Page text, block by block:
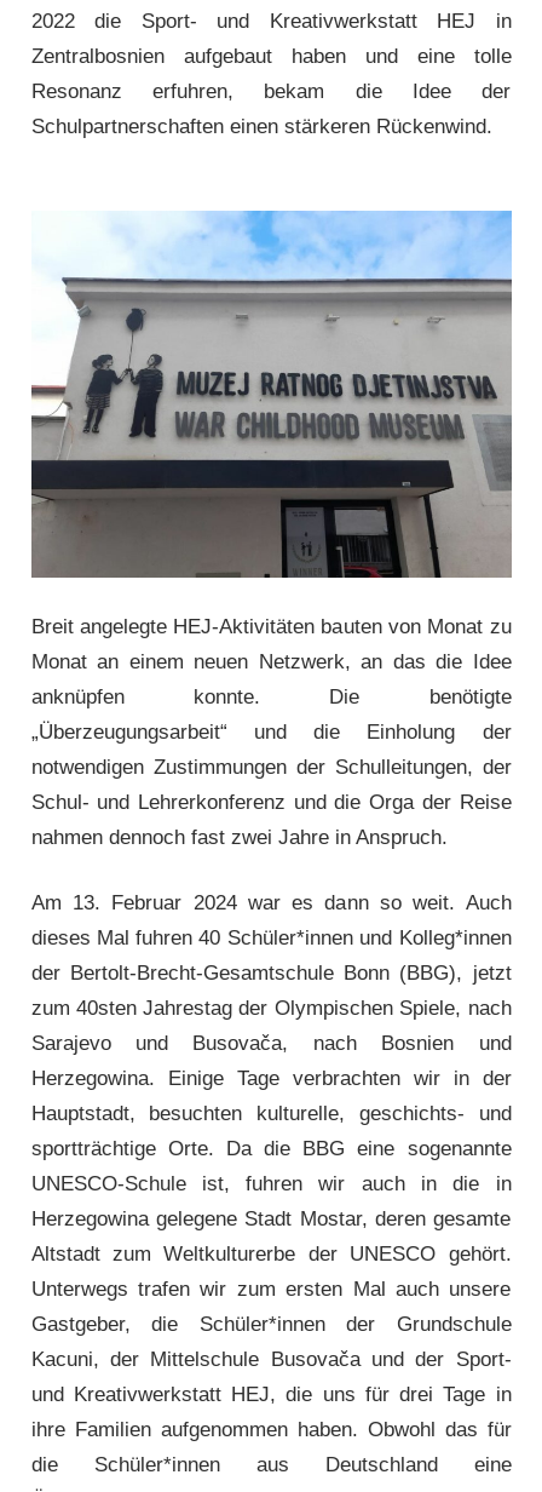
2022 die Sport- und Kreativwerkstatt HEJ in
Zentralbosnien aufgebaut haben und eine tolle
Resonanz erfuhren, bekam die Idee der
Schulpartnerschaften einen stärkeren Rückenwind.
Breit angelegte HEJ-Aktivitäten bauten von Monat zu
Monat an einem neuen Netzwerk, an das die Idee
anknüpfen konnte. Die benötigte
„Überzeugungsarbeit“ und die Einholung der
notwendigen Zustimmungen der Schullei­tungen, der
Schul- und Lehrerkonferenz und die Orga der Reise
nahmen dennoch fast zwei Jahre in Anspruch.
Am 13. Februar 2024 war es dann so weit. Auch
dieses Mal fuhren 40 Schüler*innen und Kolleg*innen
der Bertolt-Brecht-Gesamtschule Bonn (BBG), jetzt
zum 40sten Jahrestag der Olympischen Spiele, nach
Sarajevo und Busovača, nach Bosnien und
Herzegowina. Einige Tage verbrachten wir in der
Hauptstadt, besuchten kulturelle, geschichts- und
sport­trächtige Orte. Da die BBG eine sogenannte
UNESCO-Schule ist, fuhren wir auch in die in
Herzegowina gelegene Stadt Mostar, deren gesamte
Altstadt zum Weltkulturerbe der UNESCO gehört.
Unterwegs trafen wir zum ersten Mal auch unsere
Gastgeber, die Schüler*innen der Grundschule
Kacuni, der Mittelschule Busovača und der Sport-
und Kreativwerkstatt HEJ, die uns für drei Tage in
ihre Familien aufgenommen haben. Obwohl das für
die Schüler*innen aus Deutschland eine